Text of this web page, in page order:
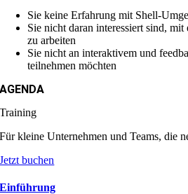
Sie keine Erfahrung mit Shell-
Sie nicht daran interessiert sind, mit
zu arbeiten
Sie nicht an interaktivem und
teilnehmen möchten
AGENDA
Training
Für kleine Unternehmen und Teams, die
Jetzt buchen
Einführung